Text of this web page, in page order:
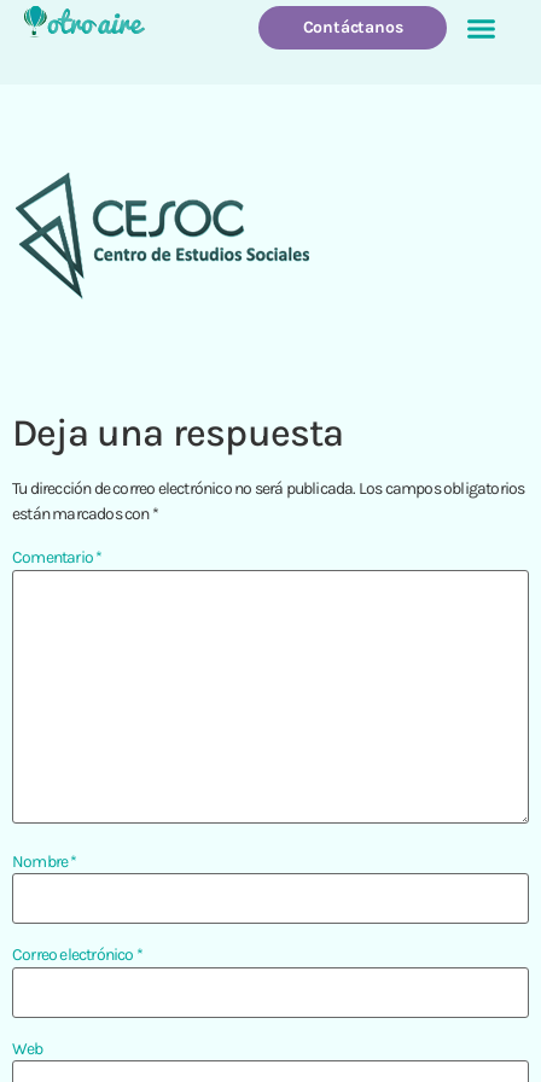
Contáctanos
Deja una respuesta
Tu dirección de correo electrónico no será publicada. Los campos obligatorios
están marcados con*
Comentario*
Nombre*
Correo electrónico *
Web